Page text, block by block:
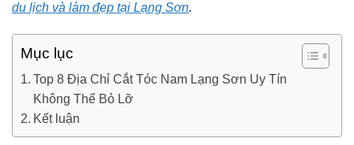
du lịch và làm đẹp tại Lạng Sơn.
Mục lục
Top 8 Địa Chỉ Cắt Tóc Nam Lạng Sơn Uy Tín
Không Thể Bỏ Lỡ
Kết luận